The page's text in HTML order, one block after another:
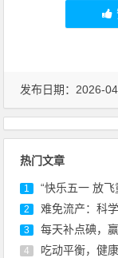
发布日期：2026-
热门文章
1 “快乐五一 放飞童心”
2 难免流产：科
3 每天补点碘，
4 吃动平衡，健